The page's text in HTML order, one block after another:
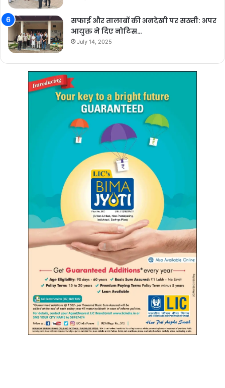
सफाई और तालाबों की अनदेखी पर सख्ती: अपर
आयुक्त ने दिए नोटिस…
July 14, 2025